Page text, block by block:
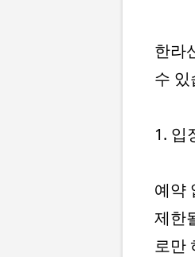
한라
수
1. 입
예약
제한
로만